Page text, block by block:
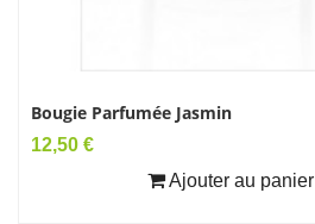
Bougie Parfumée Jasmin
Prix
12,50 €
Ajouter au panier